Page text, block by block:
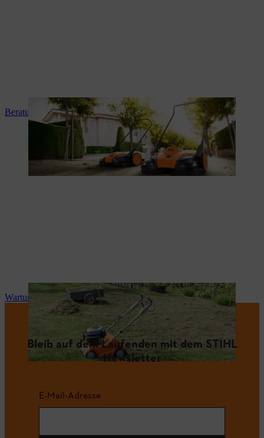
Beratung und Produkteinweisung
Wartung und Reparatur
Bleib auf dem Laufenden mit dem STIHL
Newsletter
E-Mail-Adresse